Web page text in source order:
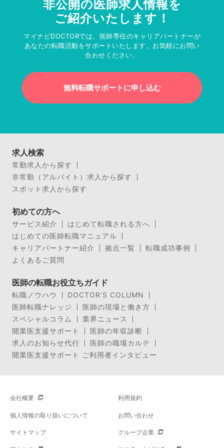
非公開の医師求人情報を
ご紹介いたします！
マイナビDOCTORでは、医師専任のキャリアパートナーが
あなたの転職活動をサポートいたします。お気軽にお問い
合わせください。
無料転職サポートに申し込む
求人検索
常勤求人から探す
非常勤（アルバイト）求人から探す
スポット求人から探す
初めての方へ
サービス紹介
はじめて転職される方へ
はじめての医師転職マニュアル
キャリアパートナー紹介
拠点一覧
転職成功事例
よくあるご質問
医師の転職お役立ちガイド
転職ノウハウ
DOCTOR’S COLUMN
医師転職ナレッジ
医師の現場と働き方
スペシャルコラム
業界ニュース
開業医支援サポート
医師の年収診断
求人のお知らせ代行
医師の職場カルテ
開業医支援サポート ご利用者インタビュー
会社概要 利用規約
個人情報の取り扱いについて お問い合わせ
サイトマップ グループ企業